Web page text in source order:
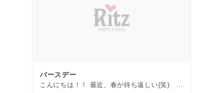
バースデー
こんにちは！！ 最近、春が待ち遠しい(笑) 草加舎人店の都筑です！！ 寒い日が続いていますね、、 本 […]